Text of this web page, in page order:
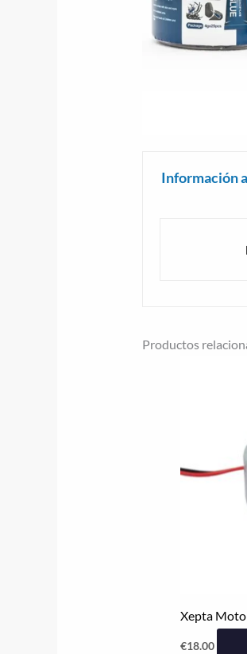
Información
Productos
Xepta
€18.00